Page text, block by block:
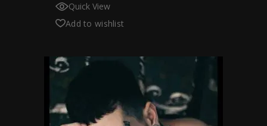
Quick View
Add to wishlist